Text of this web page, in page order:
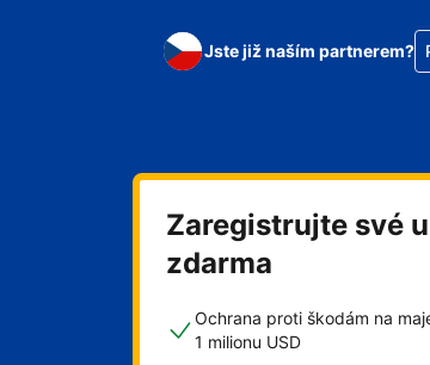
Jste již naším partnerem?
Zaregistrujte své
zdarma
Ochrana proti škodám na
1 milionu USD